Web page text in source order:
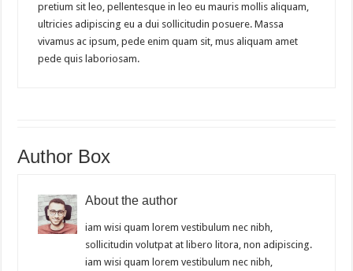
pretium sit leo, pellentesque in leo eu mauris mollis aliquam,
ultricies adipiscing eu a dui sollicitudin posuere. Massa
vivamus ac ipsum, pede enim quam sit, mus aliquam amet
pede quis laboriosam.
Author Box
About the author
iam wisi quam lorem vestibulum nec nibh,
sollicitudin volutpat at libero litora, non adipiscing.
iam wisi quam lorem vestibulum nec nibh,